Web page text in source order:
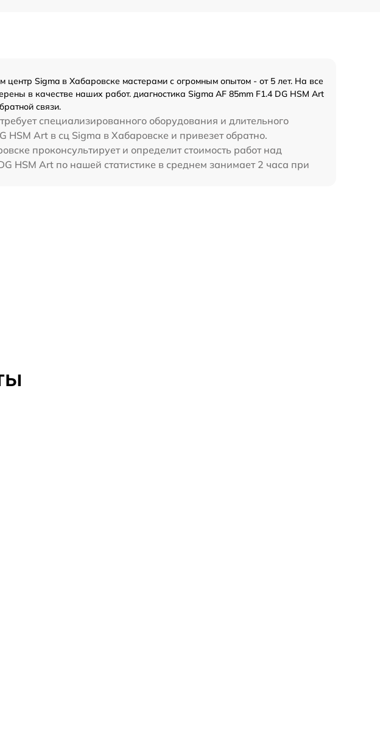
Sigma в Хабаровске мастерами с огромным опытом - от 5 лет. На все
в качестве наших работ. диагностика Sigma AF 85mm F1.4 DG HSM Art
связи.
специализированного оборудования и длительного
Art в сц Sigma в Хабаровске и привезет обратно.
проконсультирует и определит стоимость работ над
HSM Art по нашей статистике в среднем занимает 2 часа при